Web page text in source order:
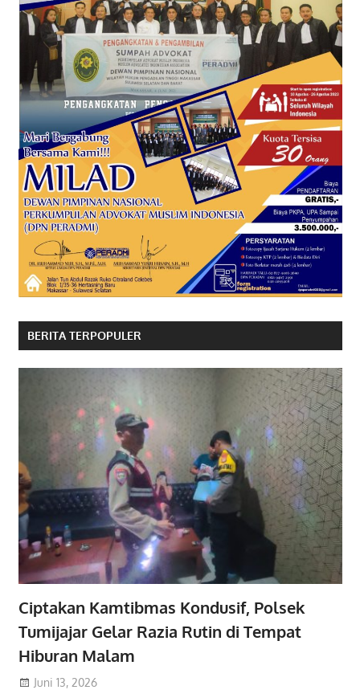
BERITA TERPOPULER
Ciptakan Kamtibmas Kondusif, Polsek
Tumijajar Gelar Razia Rutin di Tempat
Hiburan Malam
Juni 13, 2026